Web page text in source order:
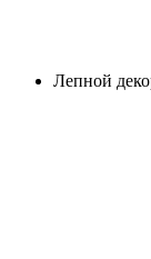
Лепной